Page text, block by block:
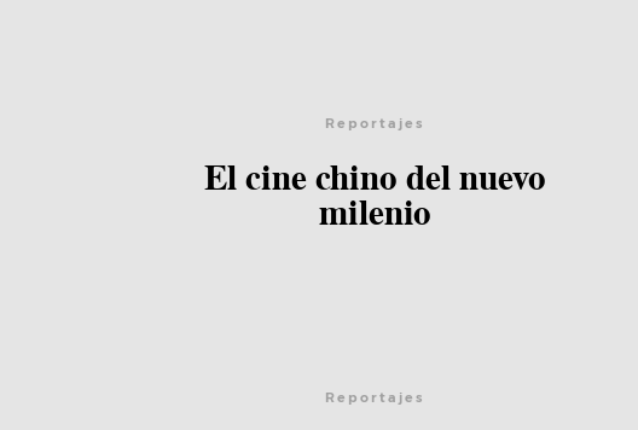
Reportajes
El cine chino del nuevo
milenio
Reportajes